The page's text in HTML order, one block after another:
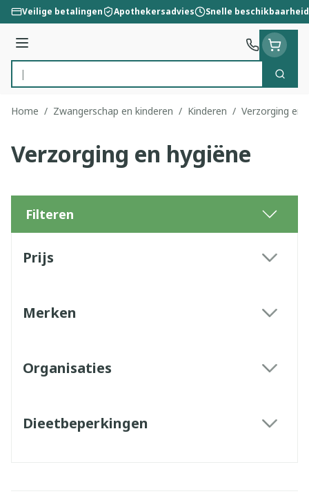
Ga naar de inhoud
Veilige betalingen Apothekersadvies Snelle beschikbaarheid
Menu
Product, merk, categorie...
Zoek
Home / Zwangerschap en kinderen / Kinderen / Verzorging en
Verzorging en hygiëne
Filteren
Prijs
Merken
Organisaties
Dieetbeperkingen